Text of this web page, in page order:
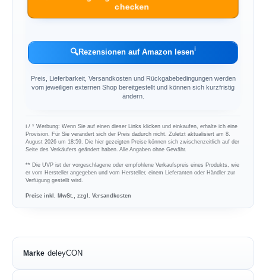
checken
🔍Rezensionen auf Amazon lesenℹ︎
Preis, Lieferbarkeit, Versandkosten und Rückgabebedingungen werden
vom jeweiligen externen Shop bereitgestellt und können sich kurzfristig
ändern.
ℹ︎ / * Werbung: Wenn Sie auf einen dieser Links klicken und einkaufen, erhalte ich eine
Provision. Für Sie verändert sich der Preis dadurch nicht. Zuletzt aktualisiert am 8.
August 2026 um 18:59. Die hier gezeigten Preise können sich zwischenzeitlich auf der
Seite des Verkäufers geändert haben. Alle Angaben ohne Gewähr.
** Die UVP ist der vorgeschlagene oder empfohlene Verkaufspreis eines Produkts, wie
er vom Hersteller angegeben und vom Hersteller, einem Lieferanten oder Händler zur
Verfügung gestellt wird.
Preise inkl. MwSt., zzgl. Versandkosten
Marke deleyCON